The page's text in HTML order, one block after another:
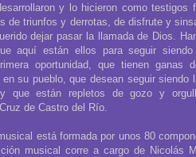
y lo hicieron como testigos
de triunfos y derrotas, de disfrute y
dejar pasar la llamada de Dios.
aquí están ellos para seguir
oportunidad, que tienen ganas
su pueblo, que desean seguir siendo
que están repletos de gozo y
de Castro del Río.
está formada por unos 80
musical corre a cargo de Nicolás